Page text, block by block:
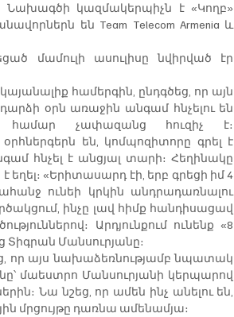
Նախագծի կազմակերպիչն է «Կողբ»
են Team Telecom Armenia և
մամուլի ասուլիսը նվիրված էր
համերգին, ընդգծեց, որ այն
օրն առաջին անգամ հնչելու են
համար չափազանց հուզիչ է։
են, կոմպոզիտորը գրել է
հնչել է անցյալ տարի։ Հեղինակը
«Երիտասարդ էի, երբ գրեցի իմ 4
ունեի կրկին անդրադառնալու
ինչը լավ հիմք հանդիսացավ
Արդյունքում ունենք «8
Տիգրան Մանսուրյանը։
որ այս նախաձեռնությամբ նպատակ
մաեստրո Մանսուրյանի կերպարով
Նա նշեց, որ ամեն ինչ անելու են,
մրցույթը դառնա ամենամյա։